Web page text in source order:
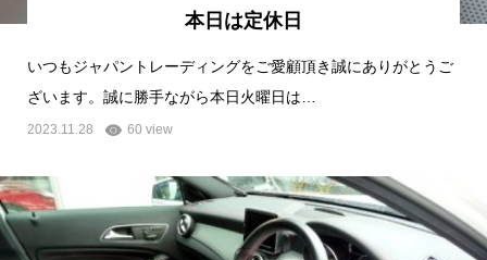
本日は定休日
いつもジャパントレーディングをご愛顧頂き誠にありがとうご
ざいます。誠に勝手ながら本日火曜日は…
2023.11.28 60 view